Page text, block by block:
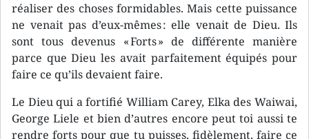
réaliser des choses formidables. Mais cette puissance
ne venait pas d’eux-mêmes : elle venait de Dieu. Ils
sont tous devenus « Forts » de différente manière
parce que Dieu les avait parfaitement équipés pour
faire ce qu’ils devaient faire.
Le Dieu qui a fortifié William Carey, Elka des Waiwai,
George Liele et bien d’autres encore peut toi aussi te
rendre forts pour que tu puisses, fidèlement, faire ce